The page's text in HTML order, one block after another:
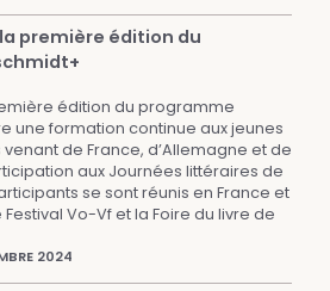
première édition du
édition du programme
une formation continue aux jeunes
de France, d’Allemagne et de
aux Journées littéraires de
se sont réunis en France et
Vo-Vf et la Foire du livre de
2024